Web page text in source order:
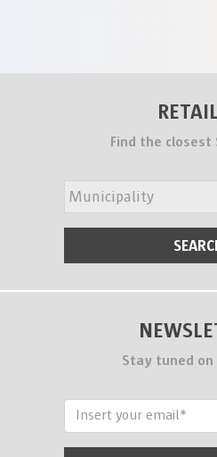
Find the closest
Stay tuned on